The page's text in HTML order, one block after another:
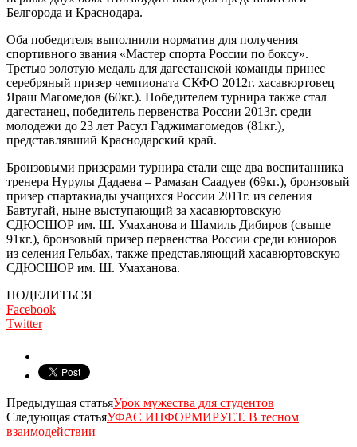
Белгорода и Краснодара.
Оба победителя выполнили норматив для получения
спортивного звания «Мастер спорта России по боксу».
Третью золотую медаль для дагестанской команды принес
серебряный призер чемпионата СКФО 2012г. хасавюртовец
Яраш Магомедов (60кг.). Победителем турнира также стал
дагестанец, победитель первенства России 2013г. среди
молодежи до 23 лет Расул Гаджимагомедов (81кг.),
представлявший Краснодарский край.
Бронзовыми призерами турнира стали еще два воспитанника
тренера Нурулы Дадаева – Рамазан Саадуев (69кг.), бронзовый
призер спартакиады учащихся России 2011г. из селения
Бавтугай, ныне выступающий за хасавюртовскую
СДЮСШОР им. Ш. Умаханова и Шамиль Дибиров (свыше
91кг.), бронзовый призер первенства России среди юниоров
из селения Гельбах, также представляющий хасавюртовскую
СДЮСШОР им. Ш. Умаханова.
ПОДЕЛИТЬСЯ
Facebook
Twitter
Предыдущая статьяУрок мужества для студентов
Следующая статьяУФАС ИНФОРМИРУЕТ. В тесном
взаимодействии